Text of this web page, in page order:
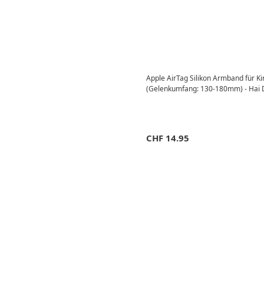
Apple AirTag Silikon Armband für
(Gelenkumfang: 130-180mm) - Hai
CHF 14.95